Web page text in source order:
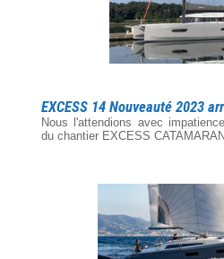
EXCESS 14 Nouveauté 2023
Nous l'attendions avec
du chantier EXCESS